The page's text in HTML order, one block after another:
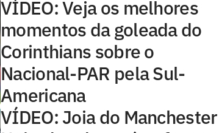
VÍDEO: Veja os melhores
momentos da goleada do
Corinthians sobre o
Nacional-PAR pela Sul-
Americana
VÍDEO: Joia do Manchester